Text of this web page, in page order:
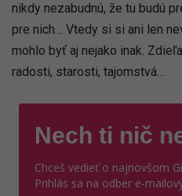
nikdy nezabudnú, že tu budú
pre nich… Vtedy si si ani len
mohlo byť aj nejako inak.
radosti, starosti, tajomstvá…
Nech ti nič
Chceš vedieť o najnovšom
Prihlás sa na odber e-